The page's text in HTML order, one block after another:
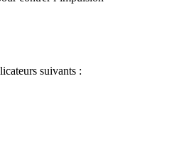
suivants :